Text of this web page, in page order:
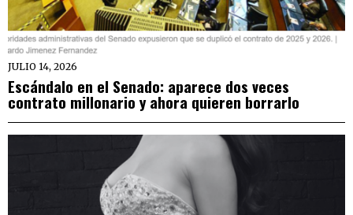
JULIO 14, 2026
Escándalo en el Senado: aparece dos veces
contrato millonario y ahora quieren borrarlo